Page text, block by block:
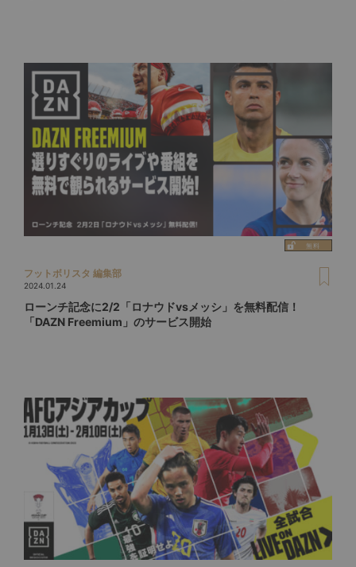
フットボリスタ 編集部
2024.01.24
ローンチ記念に2/2「ロナウドvsメッシ」を無料配信！
「DAZN Freemium」のサービス開始